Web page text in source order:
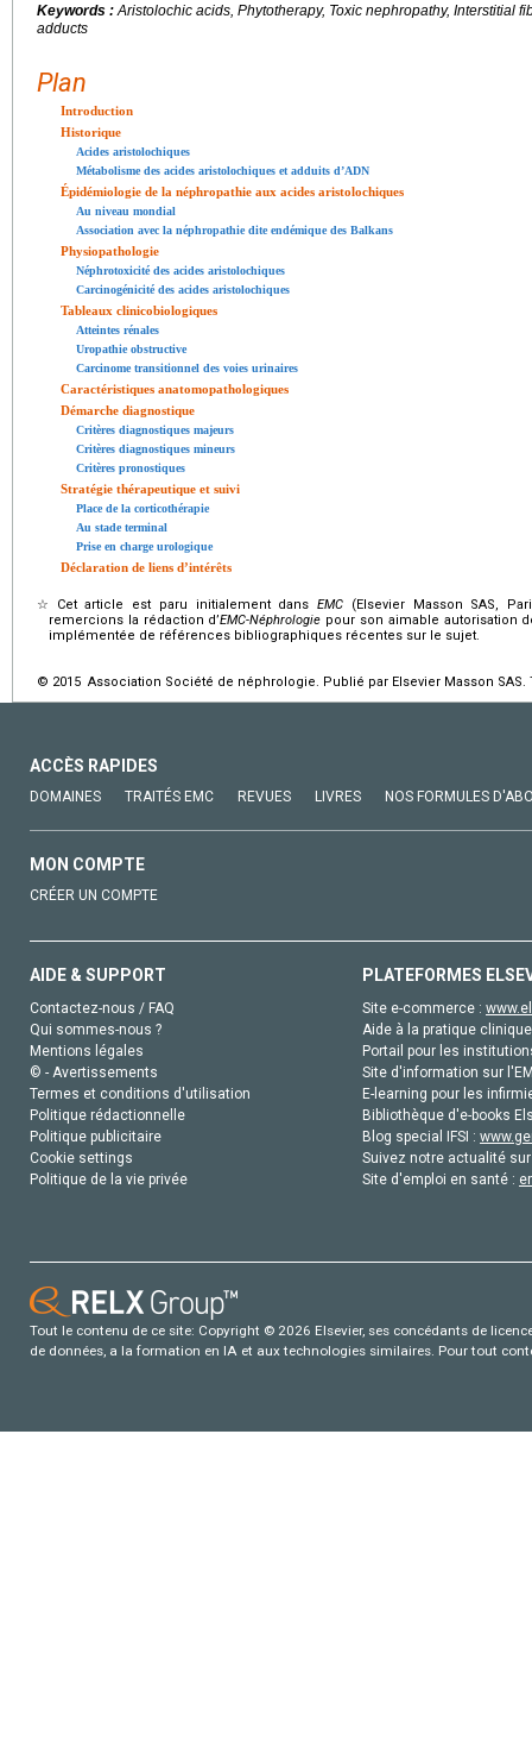
Keywords : Aristolochic acids, Phytotherapy, Toxic nephropathy, Interstitial
adducts
Plan
Introduction
Historique
Acides aristolochiques
Métabolisme des acides aristolochiques et adduits d’ADN
Épidémiologie de la néphropathie aux acides aristolochiques
Au niveau mondial
Association avec la néphropathie dite endémique des Balkans
Physiopathologie
Néphrotoxicité des acides aristolochiques
Carcinogénicité des acides aristolochiques
Tableaux clinicobiologiques
Atteintes rénales
Uropathie obstructive
Carcinome transitionnel des voies urinaires
Caractéristiques anatomopathologiques
Démarche diagnostique
Critères diagnostiques majeurs
Critères diagnostiques mineurs
Critères pronostiques
Stratégie thérapeutique et suivi
Place de la corticothérapie
Au stade terminal
Prise en charge urologique
Déclaration de liens d’intérêts
☆ Cet article est paru initialement dansEMC (Elsevier Masson SAS,
remercions la rédaction d’EMC-Néphrologie pour son aimable autorisation
implémentée de références bibliographiques récentes sur le sujet.
© 2015 Association Société de néphrologie. Publié par Elsevier Masson SAS.
ACCÈS RAPIDES
DOMAINES TRAITÉS EMC REVUES LIVRES NOS FORMULES
MON COMPTE
CRÉER UN COMPTE
AIDE & SUPPORT
Contactez-nous / FAQ
Qui sommes-nous ?
Mentions légales
© - Avertissements
Termes et conditions d'utilisation
Politique rédactionnelle
Politique publicitaire
Cookie settings
Politique de la vie privée
PLATEFORMES
Site e-commerce :
Aide à la pratique
Portail pour les
Site d'information sur
E-learning pour les
Bibliothèque d'e-books
Blog special IFSI :
Suivez notre actualité
Site d'emploi en santé :
Tout le contenu de ce site: Copyright © 2026 Elsevier, ses concédants de
de données, a la formation en IA et aux technologies similaires. Pour tout